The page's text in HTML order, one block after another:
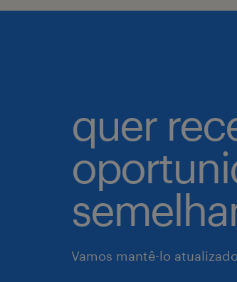
quer
Vamos mantê-lo